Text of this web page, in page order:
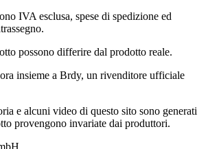
IVA esclusa, spese di spedizione ed
possono differire dal prodotto reale.
insieme a Brdy, un rivenditore ufficiale
e alcuni video di questo sito sono generati
provengono invariate dai produttori.